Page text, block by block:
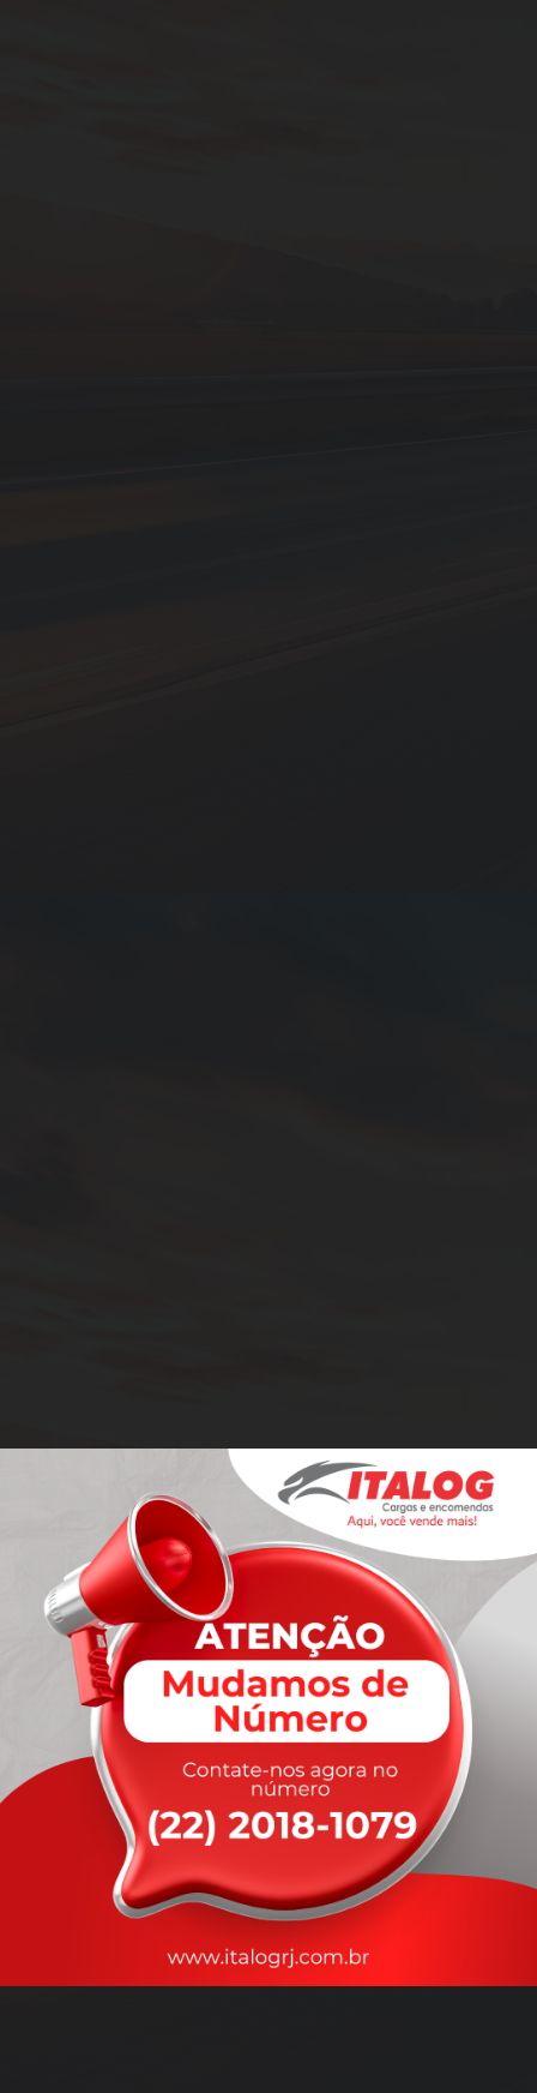
rapidez
que você precisa,
com a qualidade que vocêmerece.
Nossos motoristas são treinados para garantir a máxima
durante o transporte, com rastreamento em tempo real.